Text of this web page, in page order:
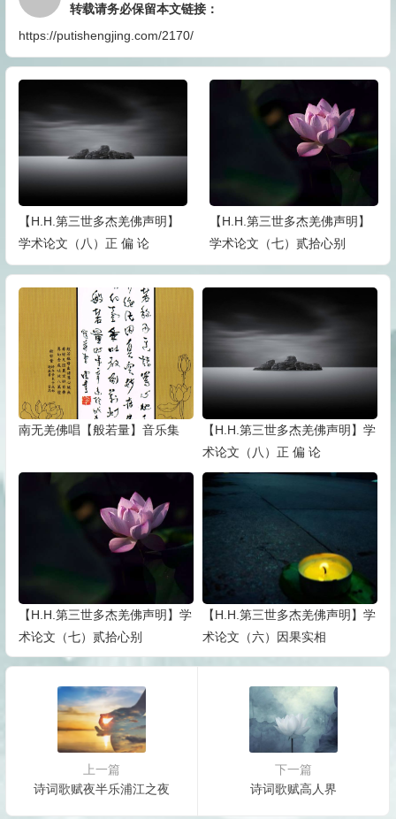
转载请务必保留本文链接：
https://putishengjing.com/2170/
【H.H.第三世多杰羌佛声明】
学术论文（八）正 偏 论
【H.H.第三世多杰羌佛声明】
学术论文（七）贰拾心别
南无羌佛唱【般若量】音乐集
【H.H.第三世多杰羌佛声明】学
术论文（八）正 偏 论
【H.H.第三世多杰羌佛声明】学
术论文（七）贰拾心别
【H.H.第三世多杰羌佛声明】学
术论文（六）因果实相
上一篇
诗词歌赋夜半乐浦江之夜
下一篇
诗词歌赋高人界